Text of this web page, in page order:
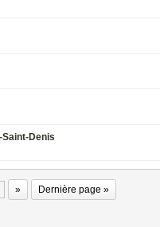
Denis
» Dernière page »